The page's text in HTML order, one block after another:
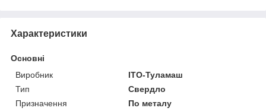
Характеристики
Основні
Виробник
ІТО-Туламаш
Тип
Свердло
Призначення
По металу